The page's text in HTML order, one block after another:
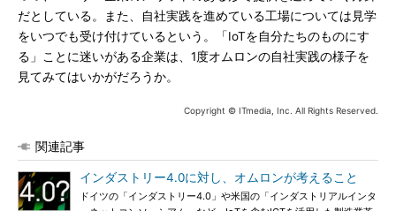
だとしている。また、自社実践を進めている工場については見学
をいつでも受け付けているという。「IoTを自分たちのものにす
る」ことに迷いがある企業は、1度オムロンの自社実践の様子を
見てみてはいかがだろうか。
Copyright © ITmedia, Inc. All Rights Reserved.
関連記事
インダストリー4.0に対し、オムロンが考えること
ドイツの「インダストリー4.0」や米国の「インダストリアルインタ